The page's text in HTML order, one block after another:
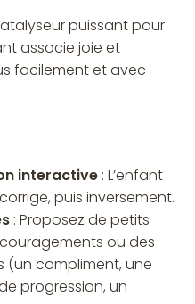
puissant pour
associe joie et
facilement et avec
interactive : L’enfant
puis inversement.
: Proposez de petits
ou des
(un compliment, une
progression, un